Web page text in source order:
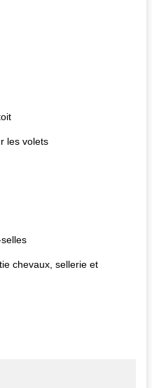
les volets
chevaux, sellerie et